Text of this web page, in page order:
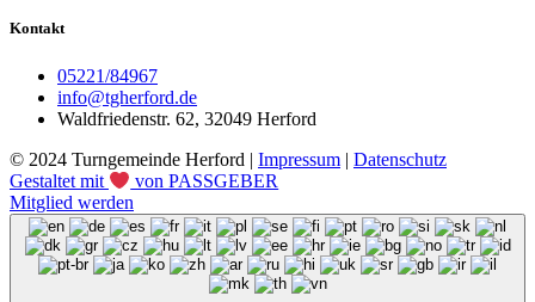
Kontakt
05221/84967
info@tgherford.de
Waldfriedenstr. 62, 32049 Herford
© 2024 Turngemeinde Herford | Impressum | Datenschutz
Gestaltet mit
von PASSGEBER
Mitglied werden